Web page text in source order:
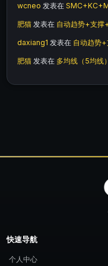
wcneo 发表在
肥猫 发表在 自动趋势+支撑
daxiang1 发表在 自动趋势
肥猫 发表在 多均线（5均线
快速导航
个人中心